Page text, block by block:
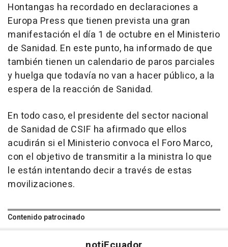
Hontangas ha recordado en declaraciones a
Europa Press que tienen prevista una gran
manifestación el día 1 de octubre en el Ministerio
de Sanidad. En este punto, ha informado de que
también tienen un calendario de paros parciales
y huelga que todavía no van a hacer público, a la
espera de la reacción de Sanidad.
En todo caso, el presidente del sector nacional
de Sanidad de CSIF ha afirmado que ellos
acudirán si el Ministerio convoca el Foro Marco,
con el objetivo de transmitir a la ministra lo que
le están intentando decir a través de estas
movilizaciones.
Contenido patrocinado